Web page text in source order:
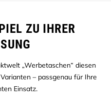
ZU IHRER
„Werbetaschen“ diesen
– passgenau für Ihre
Einsatz.